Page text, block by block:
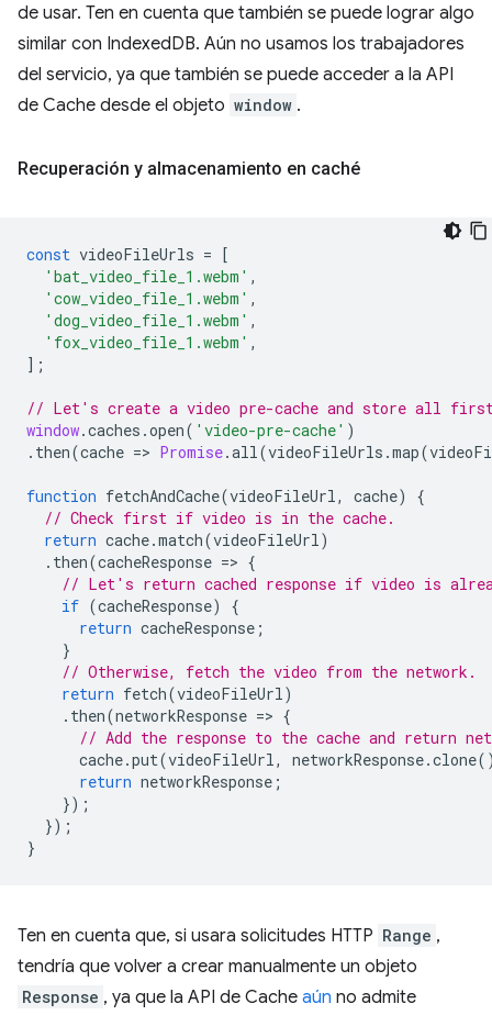
de usar. Ten en cuenta que también se puede lograr algo
similar con IndexedDB. Aún no usamos los trabajadores
del servicio, ya que también se puede acceder a la API
de Cache desde el objeto window .
Recuperación y almacenamiento en caché
const videoFileUrls = [
'bat_video_file_1.webm' ,
'cow_video_file_1.webm' ,
'dog_video_file_1.webm' ,
'fox_video_file_1.webm' ,
];
// Let's create a video pre-cache and store all first
window.caches .open( 'video-pre-cache' )
. then(cache => Promise.all(videoFileUrls .map(
function fetchAndCache(videoFileUrl, cache)
{
// Check first if video is in the cache.
return cache.match(videoFileUrl)
. then(cacheResponse => {
// Let's return cached response if video is
if (cacheResponse)
{
return cacheResponse ;
}
// Otherwise, fetch the video from the network.
return fetch(videoFileUrl)
. then(networkResponse => {
// Add the response to the cache and return
cache.put(videoFileUrl, networkResponse.clone
return networkResponse ;
});
});
}
Ten en cuenta que, si usara solicitudes HTTP Range ,
tendría que volver a crear manualmente un objeto
Response , ya que la API de Cache aún no admite